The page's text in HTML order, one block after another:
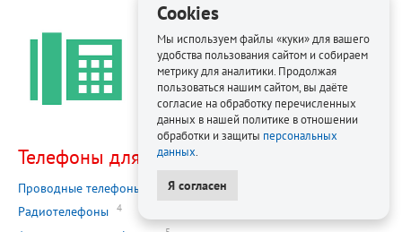
Телефоны для офиса
Проводные телефоны
Радиотелефоны 4
Cookies
Мы используем файлы «куки» для вашего
удобства пользования сайтом и собираем
метрику для аналитики. Продолжая
пользоваться нашим сайтом, вы даёте
согласие на обработку перечисленных
данных в нашей политике в отношении
обработки и защиты персональных
данных
Я согласен